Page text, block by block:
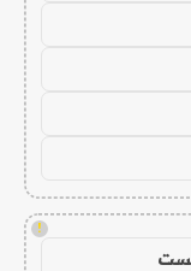
!